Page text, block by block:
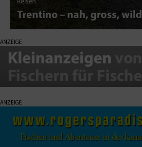
Reisen
Trentino – nah, gross, wild
ANZEIGE
ANZEIGE